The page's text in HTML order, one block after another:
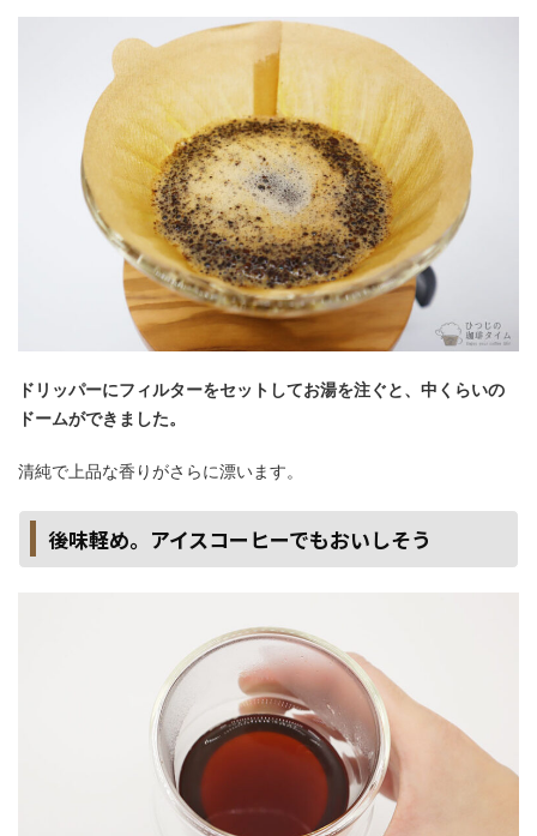
ドリッパーにフィルターをセットしてお湯を注ぐと、中くらいの
ドームができました。
清純で上品な香りがさらに漂います。
後味軽め。アイスコーヒーでもおいしそう